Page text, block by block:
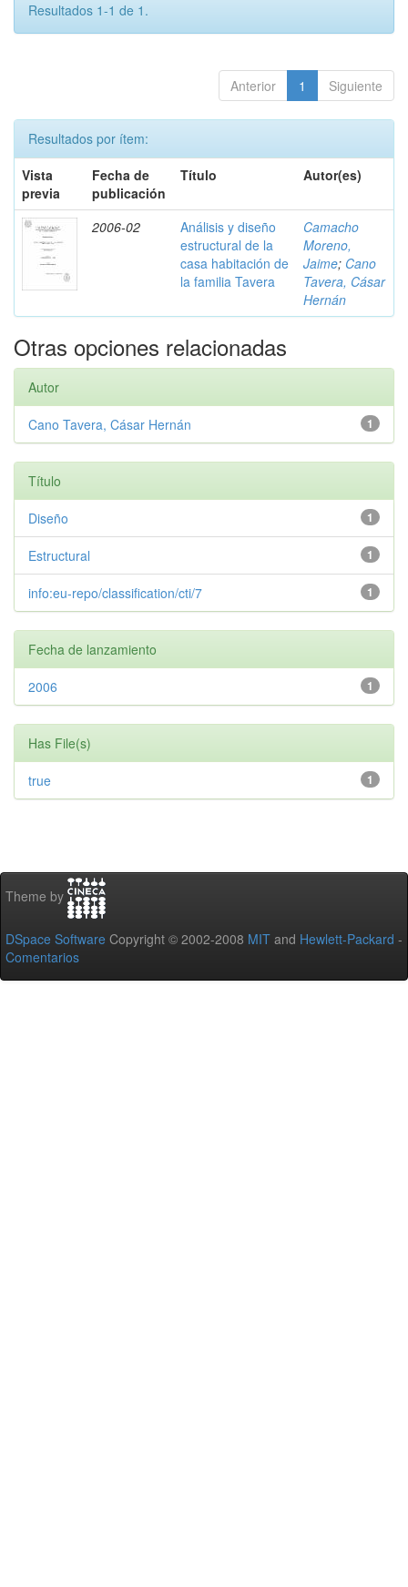
Resultados 1-1 de 1.
Anterior 1 Siguiente
Resultados por ítem:
Vista
previa
Fecha de
publicación
Título Autor(es)
2006-02
Análisis y diseño
estructural de la
casa habitación de
la familia Tavera
Camacho
Moreno,
Jaime; Cano
Tavera, Cásar
Hernán
Otras opciones relacionadas
Autor
1
Cano Tavera, Cásar Hernán
Título
1
Diseño
1
Estructural
1
info:eu-repo/classification/cti/7
Fecha de lanzamiento
1
2006
Has File(s)
1
true
Theme by
DSpace Software Copyright © 2002-2008 MIT and Hewlett-Packard -
Comentarios